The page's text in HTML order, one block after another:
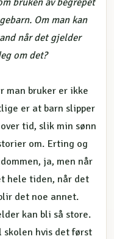
Om man kan
når det gjelder
om det?
man bruker er ikke
er at barn slipper
tid, slik min sønn
om. Erting og
ja, men når
hele tiden, når det
det noe annet.
kan bli så store.
hvis det først